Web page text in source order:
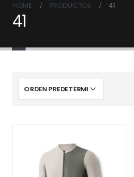
HOME PRODUCTOS 41
41